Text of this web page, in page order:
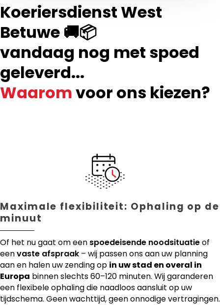
Koeriersdienst West
Betuwe 🚚📦
vandaag nog met spoed
geleverd...
Waaromvoor ons kiezen?
Maximale flexibiliteit: Ophaling op de
minuut
Of het nu gaat om een spoedeisende noodsituatieof
eenvaste afspraak – wij passen ons aan uw planning
aan en halen uw zending op in uw stad en overal in
Europa binnen slechts 60–120 minuten. Wij garanderen
een flexibele ophaling die naadloos aansluit op uw
tijdschema. Geen wachttijd, geen onnodige vertragingen.